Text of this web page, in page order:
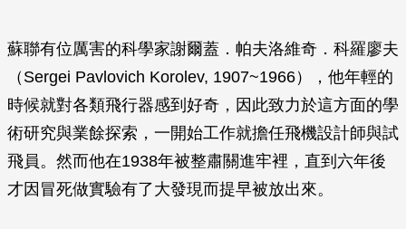
蘇聯有位厲害的科學家謝爾蓋．帕夫洛維奇．科羅廖夫
（Sergei Pavlovich Korolev, 1907~1966），他年輕的
時候就對各類飛行器感到好奇，因此致力於這方面的學
術研究與業餘探索，一開始工作就擔任飛機設計師與試
飛員。然而他在1938年被整肅關進牢裡，直到六年後
才因冒死做實驗有了大發現而提早被放出來。